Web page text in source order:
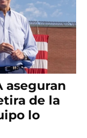
aseguran
de la
lo